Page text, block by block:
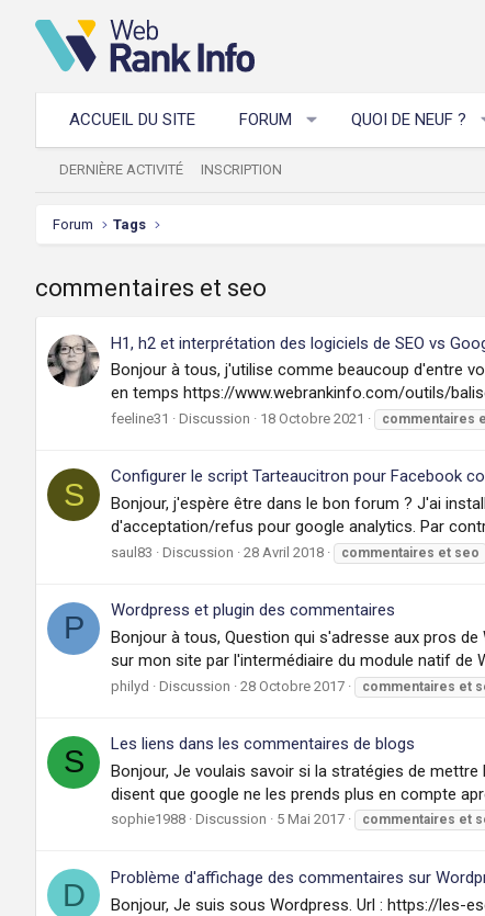
ACCUEIL DU SITE FORUM QUOI DE NEUF ?
DERNIÈRE ACTIVITÉ INSCRIPTION
Forum Tags
commentaires et seo
H1, h2 et interprétation des logiciels de SEO vs
Bonjour à tous, j'utilise comme beaucoup d'entre
en temps https://www.webrankinfo.com/outils/
feeline31 Discussion 18 Octobre 2021 commentaires
S
Configurer le script Tarteaucitron pour Facebook
Bonjour, j'espère être dans le bon forum ? J'ai
d'acceptation/refus pour google analytics. Par
saul83 Discussion 28 Avril 2018 commentaires et seo
P
Wordpress et plugin des commentaires
Bonjour à tous, Question qui s'adresse aux pros
sur mon site par l'intermédiaire du module natif de
philyd Discussion 28 Octobre 2017 commentaires et
S
Les liens dans les commentaires de blogs
Bonjour, Je voulais savoir si la stratégies de
disent que google ne les prends plus en compte
sophie1988 Discussion 5 Mai 2017 commentaires et
D
Problème d'affichage des commentaires sur
Bonjour, Je suis sous Wordpress. Url : https://les-